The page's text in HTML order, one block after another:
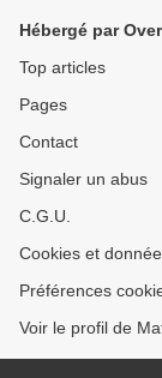
Hébergé par
Top articles
Pages
Contact
Signaler un abus
C.G.U.
Cookies et
Préférences
Voir le profil de